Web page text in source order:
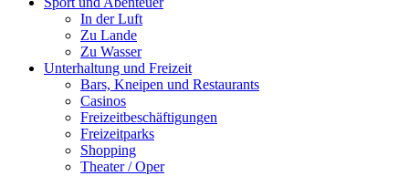
In der Luft
Zu Lande
Zu Wasser
Unterhaltung und Freizeit
Bars, Kneipen und Restaurants
Casinos
Freizeitbeschäftigungen
Freizeitparks
Shopping
Theater / Oper